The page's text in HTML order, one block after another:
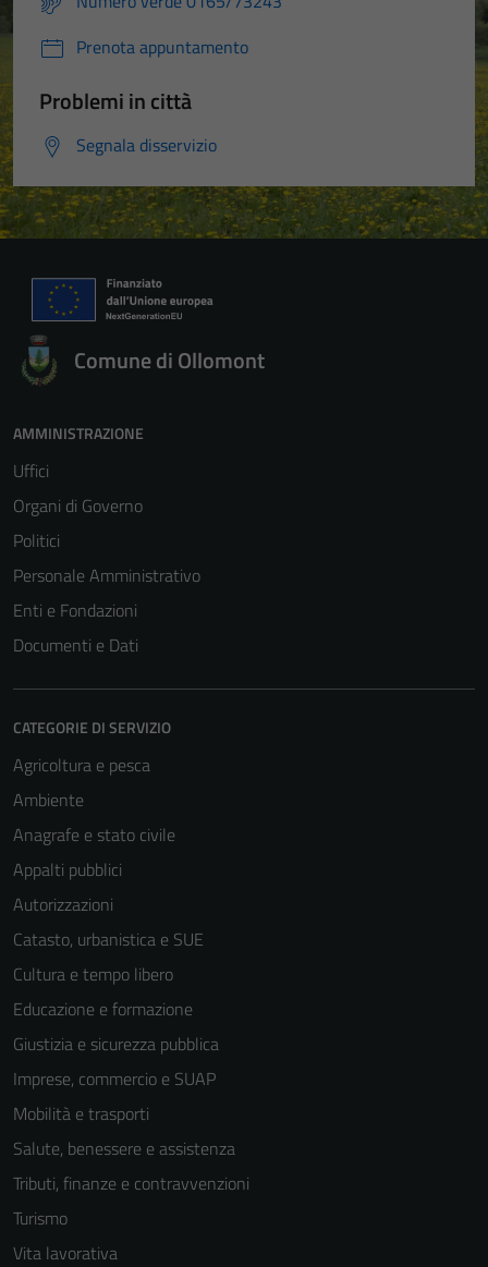
Prenota appuntamento
Problemi in città
Segnala disservizio
Comune di Ollomont
AMMINISTRAZIONE
Uffici
Organi di Governo
Politici
Personale Amministrativo
Enti e Fondazioni
Documenti e Dati
CATEGORIE DI SERVIZIO
Agricoltura e pesca
Ambiente
Anagrafe e stato civile
Appalti pubblici
Autorizzazioni
Catasto, urbanistica e SUE
Cultura e tempo libero
Educazione e formazione
Giustizia e sicurezza pubblica
Imprese, commercio e SUAP
Mobilità e trasporti
Salute, benessere e assistenza
Tributi, finanze e contravvenzioni
Turismo
Vita lavorativa